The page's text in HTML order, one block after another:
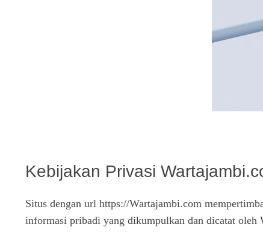
Kebijakan Privasi
Situs dengan url https://Wartajambi.com
informasi pribadi yang dikumpulkan dan dicatat oleh